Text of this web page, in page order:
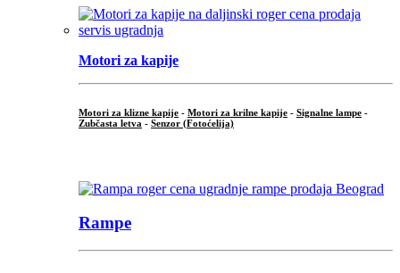
Motori za kapije
Motori za klizne kapije - Motori za krilne kapije - Signalne lampe -
Zubčasta letva - Senzor (Fotoćelija)
Rampe